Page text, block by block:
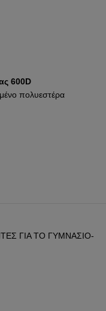
600D
πολυεστέρα
ΓΙΑ ΤΟ ΓΥΜΝΑΣΙΟ-